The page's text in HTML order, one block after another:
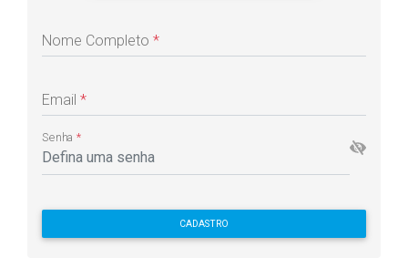
Nome Completo *
Email *
Senha*
CADASTRO